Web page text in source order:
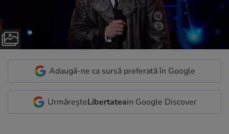
Adaugă-ne ca sursă preferată în Google
UrmăreșteLibertateain Google Discover